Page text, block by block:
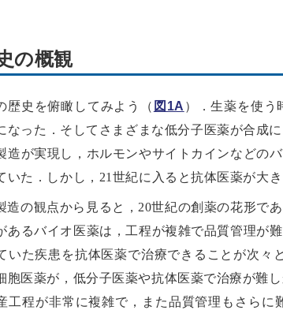
の概観
歴史を俯瞰してみよう（ 図1A ）．生薬を使う
なった．そしてさまざまな低分子医薬が合成
造が実現し，ホルモンやサイトカインなどの
いた．しかし，21世紀に入ると抗体医薬が大
造の観点から見ると，20世紀の創薬の花形で
あるバイオ医薬は，工程が複雑で品質管理が
いた疾患を抗体医薬で治療できることが次
胞医薬が，低分子医薬や抗体医薬で治療が難
工程が非常に複雑で，また品質管理もさら